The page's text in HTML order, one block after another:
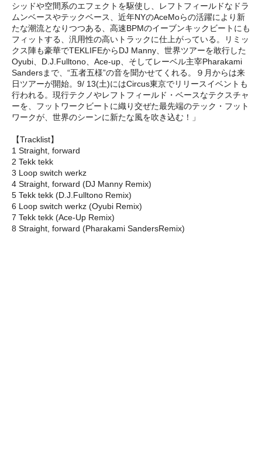
シッドや空間系のエフェクトを駆使し、レフトフィールドなドラ
ムンベースやテックベース、近年NYのAceMoらの活躍により新
たな潮流となりつつある、高速BPMのイーブンキックビートにも
フィットする、汎用性の高いトラックに仕上がっている。リミッ
クス陣も豪華でTEKLIFEからDJ Manny、世界ツアーを敢行した
Oyubi、D.J.Fulltono、Ace-up、そしてレーベル主宰Pharakami
Sandersまで、“五者五様”の音を聞かせてくれる。９月からは来
日ツアーが開始。9/ 13(土)にはCircus東京でリリースイベントも
行われる。現行テクノやレフトフィールド・ベースなテクスチャ
ーを、フットワークビートに織り交ぜた最先端のテック・フット
ワークが、世界のシーンに新たな風を吹き込む！」
【Tracklist】
1 Straight, forward
2 Tekk tekk
3 Loop switch werkz
4 Straight, forward (DJ Manny Remix)
5 Tekk tekk (D.J.Fulltono Remix)
6 Loop switch werkz (Oyubi Remix)
7 Tekk tekk (Ace-Up Remix)
8 Straight, forward (Pharakami SandersRemix)